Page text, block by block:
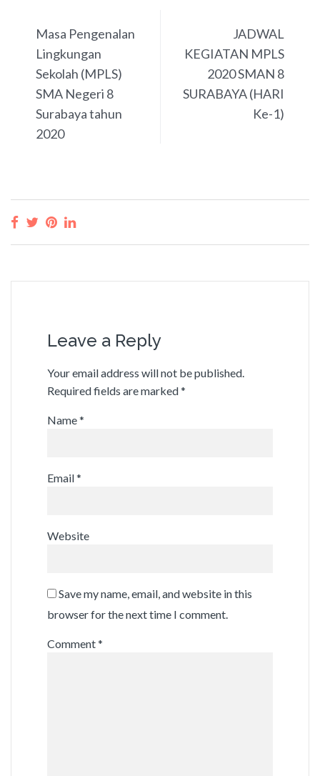
Masa Pengenalan
Lingkungan
Sekolah (MPLS)
SMA Negeri 8
Surabaya tahun
2020
JADWAL
KEGIATAN MPLS
2020 SMAN 8
SURABAYA (HARI
Ke-1)
Leave a Reply
Your email address will not be published.
Required fields are marked*
Name*
Email*
Website
Save my name, email, and website in this
browser for the next time I comment.
Comment*